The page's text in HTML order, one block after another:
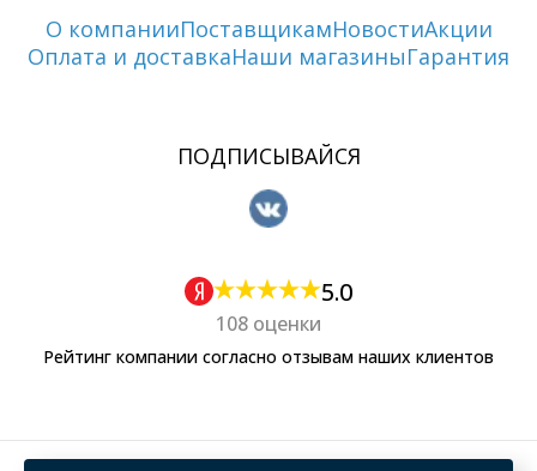
О компанииПоставщикамНовостиАкции
Оплата и доставкаНаши магазиныГарантия
ПОДПИСЫВАЙСЯ
5.0
108 оценки
Рейтинг компании согласно отзывам наших клиентов